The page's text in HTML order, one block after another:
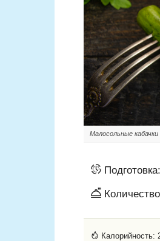
Малосольные кабачки
Подготовка:
Калорийность: